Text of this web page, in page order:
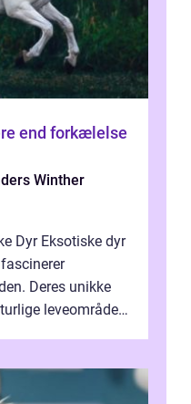
end forkælelse
Winther
Dyr Eksotiske dyr
Deres unikke
leveområder